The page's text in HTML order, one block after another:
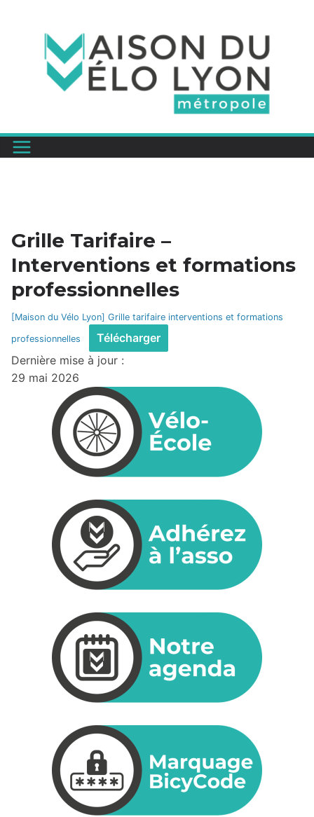
Grille Tarifaire –
Interventions et formations
professionnelles
[Maison du Vélo Lyon] Grille tarifaire interventions et formations
professionnelles
Télécharger
Dernière mise à jour :
29 mai 2026